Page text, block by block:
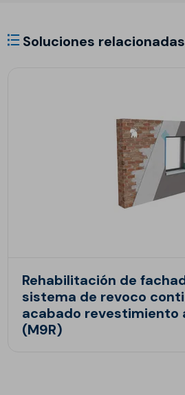
Soluciones relacionadas
Rehabilitación de
sistema de revoco
acabado revestimiento
(M9R)